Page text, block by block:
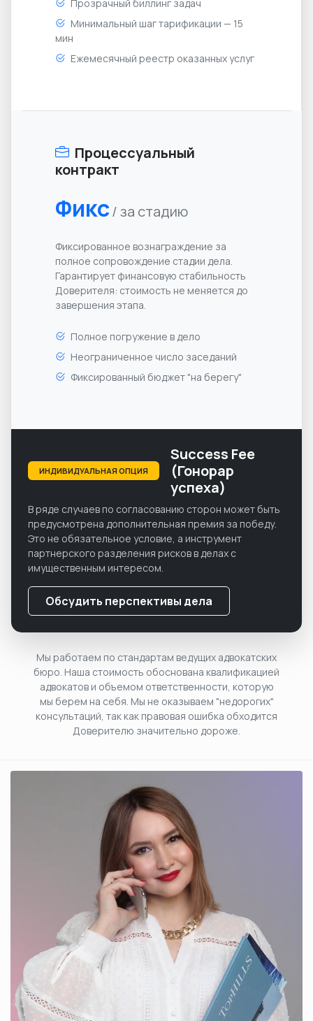
Прозрачный биллинг задач
Минимальный шаг тарификации — 15
мин
Ежемесячный реестр оказанных услуг
Процессуальный
контракт
Фикс/ за стадию
Фиксированное вознаграждение за
полное сопровождение стадии дела.
Гарантирует финансовую стабильность
Доверителя: стоимость не меняется до
завершения этапа.
Полное погружение в дело
Неограниченное число заседаний
Фиксированный бюджет "на берегу"
ИНДИВИДУАЛЬНАЯ ОПЦИЯ
Success Fee
(Гонорар
успеха)
В ряде случаев по согласованию сторон может быть
предусмотрена дополнительная премия за победу.
Это не обязательное условие, а инструмент
партнерского разделения рисков в делах с
имущественным интересом.
Обсудить перспективы дела
Мы работаем по стандартам ведущих адвокатских
бюро. Наша стоимость обоснована квалификацией
адвокатов и объемом ответственности, которую
мы берем на себя. Мы не оказываем "недорогих"
консультаций, так как правовая ошибка обходится
Доверителю значительно дороже.